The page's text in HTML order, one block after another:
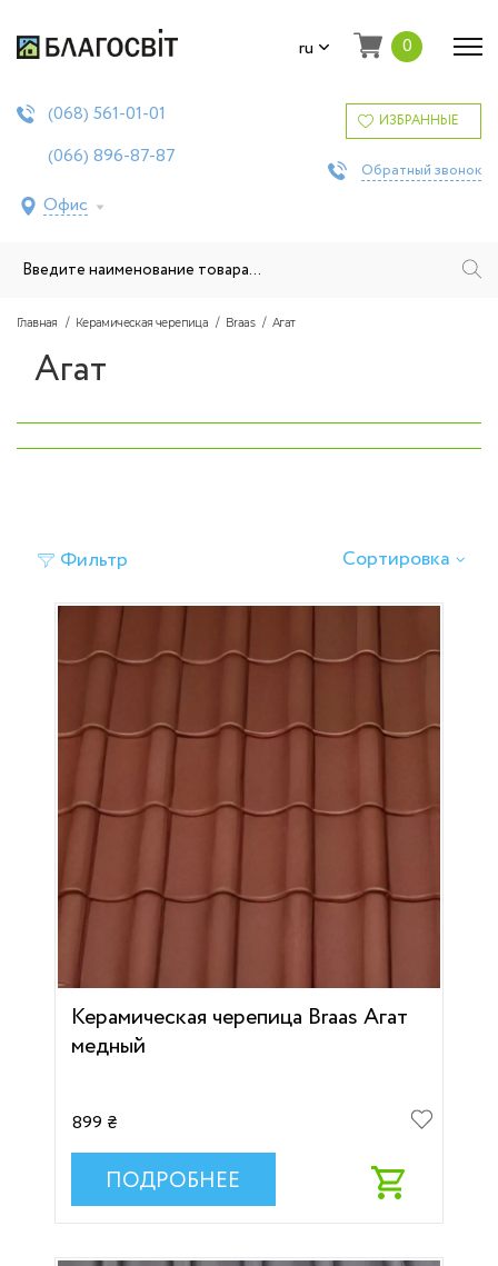
ru 0
(068) 561-01-01
(066) 896-87-87
Офис
ИЗБРАННЫЕ
Обратный звонок
Главная Керамическая черепица Braas Агат
Агат
‹ ›
Фильтр Сортировка
Керамическая черепица Braas Агат
медный
899 ₴
ПОДРОБНЕЕ